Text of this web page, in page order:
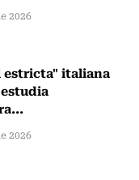
2026
estricta" italiana
2026